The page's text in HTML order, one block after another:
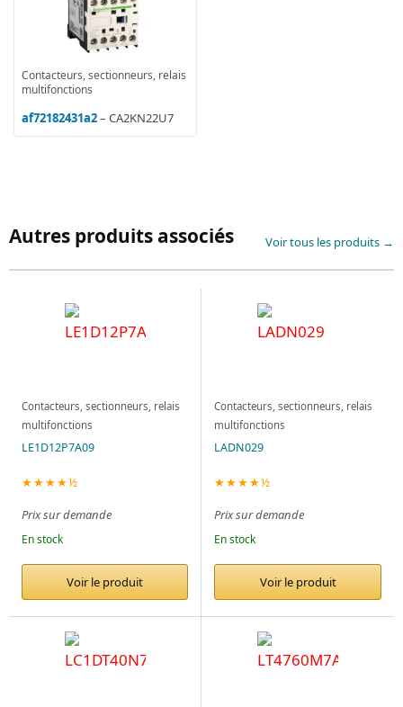
Contacteurs, sectionneurs, relais
multifonctions
af72182431a2– CA2KN22U7
Autres produits associés Voir tous les produits →
Contacteurs, sectionneurs, relais
multifonctions
LE1D12P7A09
★★★★½
Prix sur demande
En stock
Voir le produit
Contacteurs, sectionneurs, relais
multifonctions
LADN029
★★★★½
Prix sur demande
En stock
Voir le produit